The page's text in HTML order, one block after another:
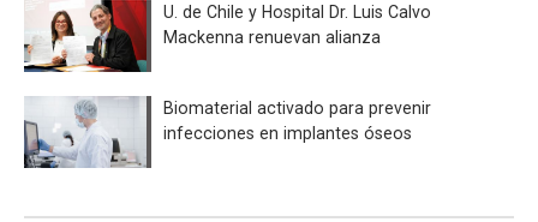
U. de Chile y Hospital Dr. Luis Calvo
Mackenna renuevan alianza
Biomaterial activado para prevenir
infecciones en implantes óseos